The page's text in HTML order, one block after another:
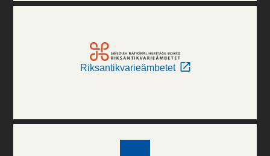
Riksantikvarieämbetet